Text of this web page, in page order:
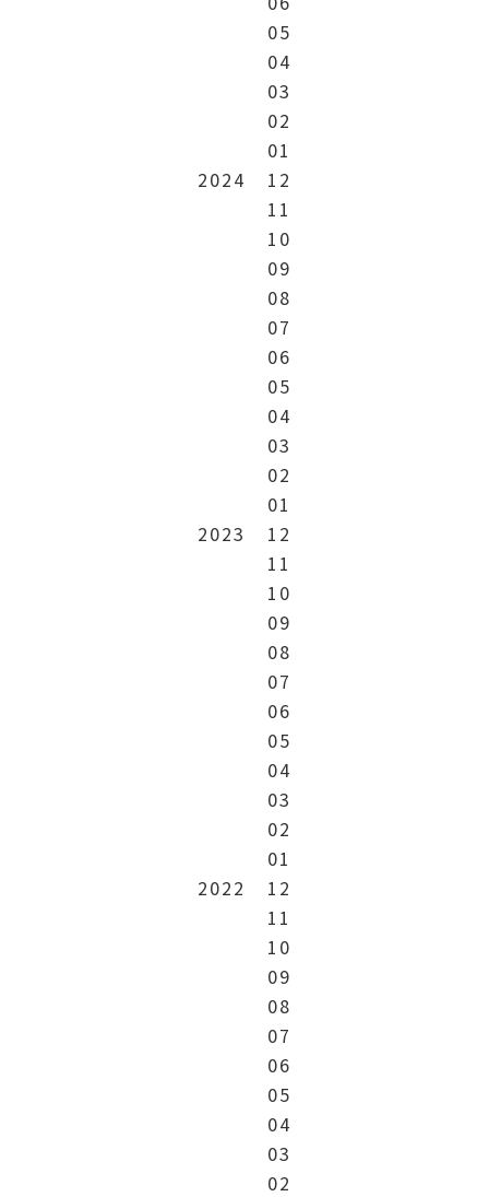
05
04
03
02
01
2024
12
11
10
09
08
07
06
05
04
03
02
01
2023
12
11
10
09
08
07
06
05
04
03
02
01
2022
12
11
10
09
08
07
06
05
04
03
02